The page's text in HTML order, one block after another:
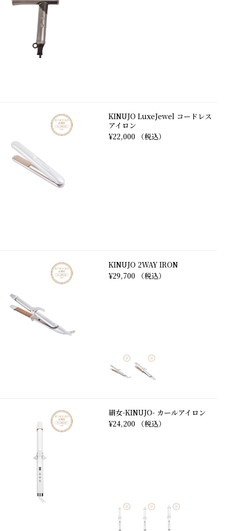
KINUJO LuxeJewel コードレス
アイロン
¥22,000 （税込）
KINUJO 2WAY IRON
¥29,700 （税込）
絹女-KINUJO- カールアイロン
¥24,200 （税込）